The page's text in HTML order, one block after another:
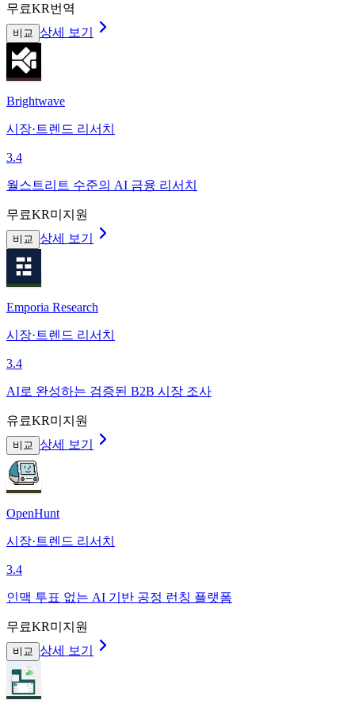
무료KR번역
비교 상세 보기
Brightwave
시장·트렌드 리서치
3.4
월스트리트 수준의 AI 금융 리서치
무료KR미지원
비교 상세 보기
Emporia Research
시장·트렌드 리서치
3.4
AI로 완성하는 검증된 B2B 시장 조사
유료KR미지원
비교 상세 보기
OpenHunt
시장·트렌드 리서치
3.4
인맥 투표 없는 AI 기반 공정 런칭 플랫폼
무료KR미지원
비교 상세 보기